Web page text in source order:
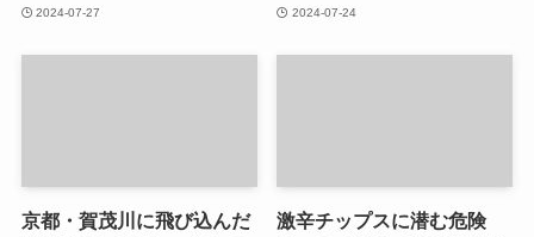
2024-07-27 2024-07-24
京都・賀茂川に飛び込んだ
激辛チップスに潜む危険